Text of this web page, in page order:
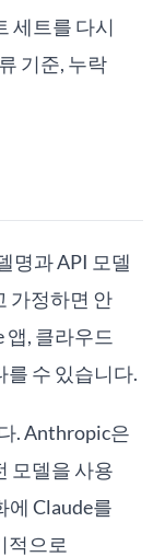
세트를 다시
기준, 누락
명과 API 모델
가정하면 안
앱, 클라우드
를 수 있습니다.
. Anthropic은
모델을 사용
에 Claude를
적으로